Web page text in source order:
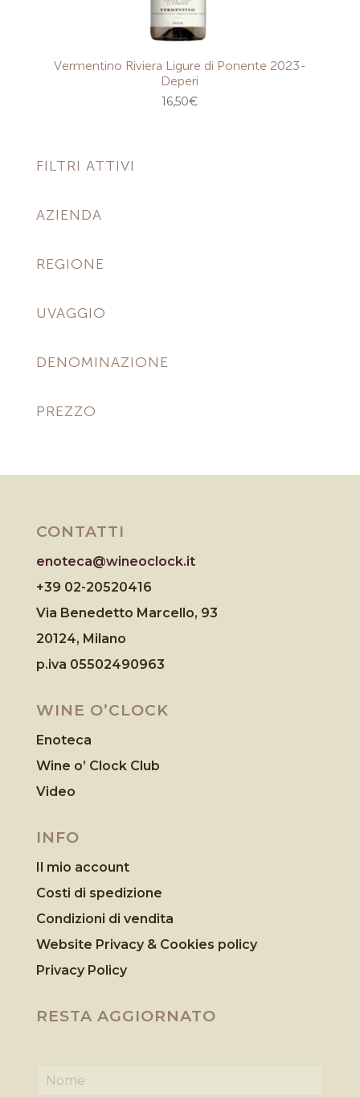
Vermentino Riviera Ligure di Ponente 2023-
Deperi
16,50€
FILTRI ATTIVI
AZIENDA
REGIONE
UVAGGIO
DENOMINAZIONE
PREZZO
CONTATTI
enoteca@wineoclock.it
+39 02-20520416
Via Benedetto Marcello, 93
20124, Milano
p.iva 05502490963
WINE O’CLOCK
Enoteca
Wine o’ Clock Club
Video
INFO
Il mio account
Costi di spedizione
Condizioni di vendita
Website Privacy & Cookies policy
Privacy Policy
RESTA AGGIORNATO